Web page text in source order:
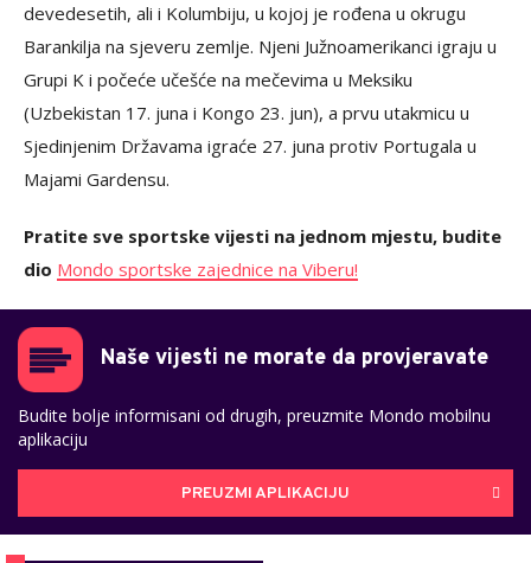
devedesetih, ali i Kolumbiju, u kojoj je rođena u okrugu
Barankilja na sjeveru zemlje. Njeni Južnoamerikanci igraju u
Grupi K i počeće učešće na mečevima u Meksiku
(Uzbekistan 17. juna i Kongo 23. jun), a prvu utakmicu u
Sjedinjenim Državama igraće 27. juna protiv Portugala u
Majami Gardensu.
Pratite sve sportske vijesti na jednom mjestu, budite
dio Mondo sportske zajednice na Viberu!
Naše vijesti ne morate da provjeravate
Budite bolje informisani od drugih, preuzmite Mondo mobilnu
aplikaciju
PREUZMI APLIKACIJU